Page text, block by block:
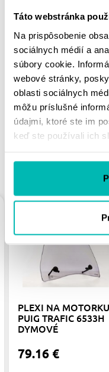
Táto webstránka
Na prispôsobenie
sociálnych médií a
súbory cookie.
webové stránky,
oblasti sociálnych
môžu príslušné
údajmi, ktoré ste im
keď ste používali ich
Doprava a
PLEXI NA MOTORKU
PUIG TRAFIC 6533H
DYMOVÉ
79.16 €